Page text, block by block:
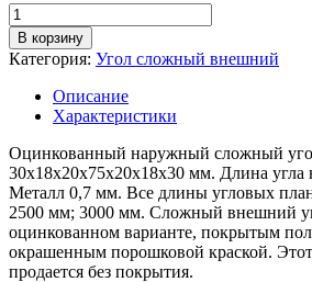
Количество
товара
Угол
сложный
внешний,
длина
толщина
металла
0,7
мм,
цинк
В корзину
Категория: Угол сложный внешний
Описание
Характеристики
Оцинкованный наружный сложный
30х18х20х75х20х18х30 мм. Длина
Металл 0,7 мм. Все длины угловых
2500 мм; 3000 мм. Сложный внешний
оцинкованном варианте, покрытым
окрашенным порошковой краской.
продается без покрытия.